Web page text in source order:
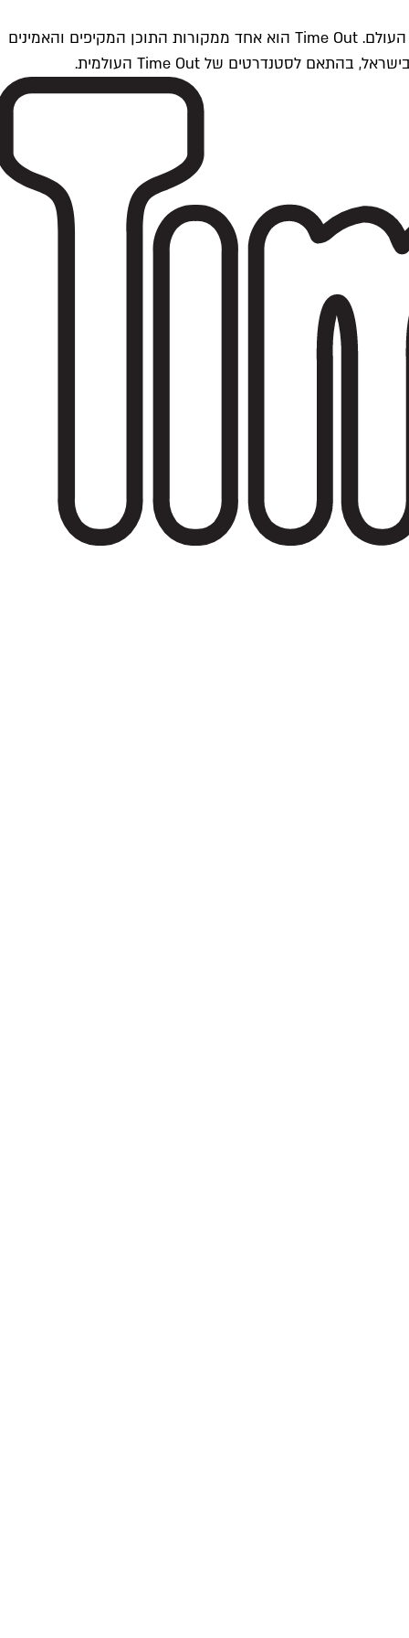
Time Outתל אביב הוא חלק מרשת Time Out Global — רשת מדיה בינלאומית הפועלת ב-360 ערים מרכזיות וב-60 מדינות ברחבי העולם. Time Out הוא אחד ממקורות התוכן המקיפים והאמינים